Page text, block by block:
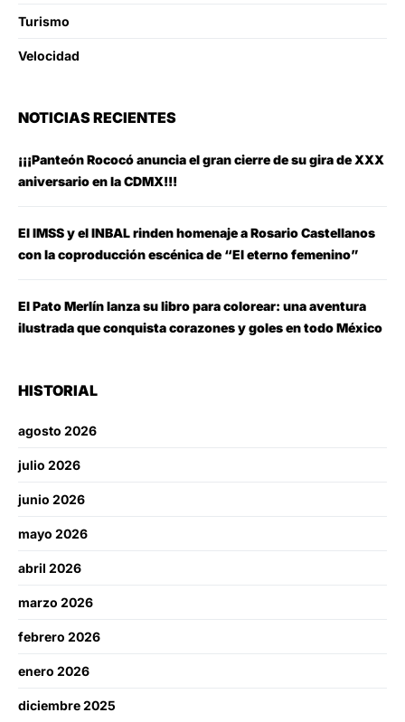
Turismo
Velocidad
NOTICIAS RECIENTES
¡¡¡Panteón Rococó anuncia el gran cierre de su gira de XXX
aniversario en la CDMX!!!
El IMSS y el INBAL rinden homenaje a Rosario Castellanos
con la coproducción escénica de “El eterno femenino”
El Pato Merlín lanza su libro para colorear: una aventura
ilustrada que conquista corazones y goles en todo México
HISTORIAL
agosto 2026
julio 2026
junio 2026
mayo 2026
abril 2026
marzo 2026
febrero 2026
enero 2026
diciembre 2025